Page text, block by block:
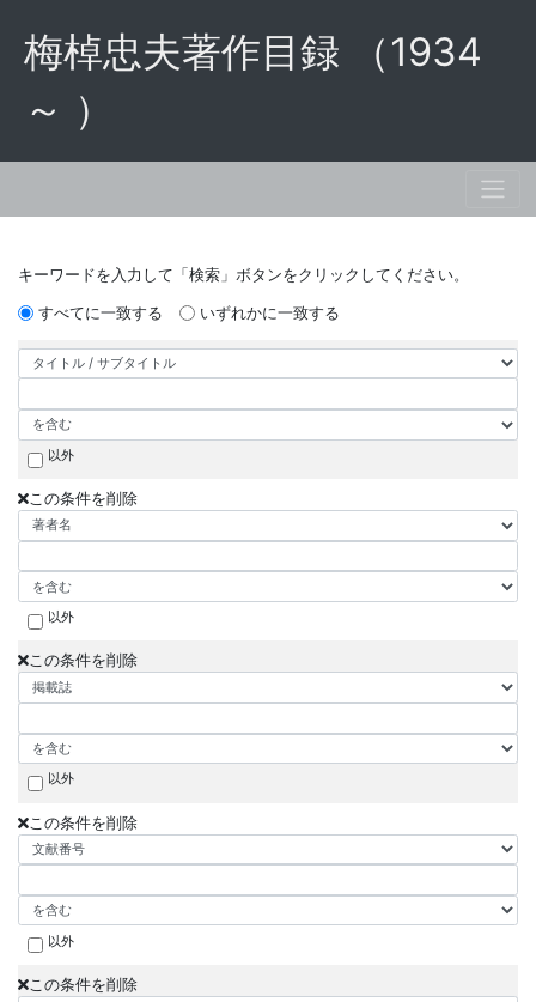
梅棹忠夫著作目録 （1934
～ ）
キーワードを入力して「検索」ボタンをクリックしてください。
すべてに一致する
いずれかに一致する
以外
この条件を削除
以外
この条件を削除
以外
この条件を削除
以外
この条件を削除